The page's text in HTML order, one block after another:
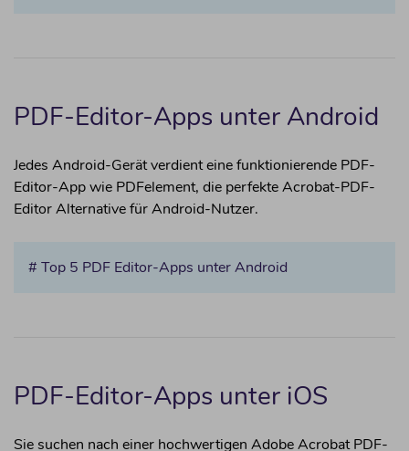
PDF-Editor-Apps unter Android
Jedes Android-Gerät verdient eine funktionierende PDF-
Editor-App wie PDFelement, die perfekte Acrobat-PDF-
Editor Alternative für Android-Nutzer.
# Top 5 PDF Editor-Apps unter Android
PDF-Editor-Apps unter iOS
Sie suchen nach einer hochwertigen Adobe Acrobat PDF-